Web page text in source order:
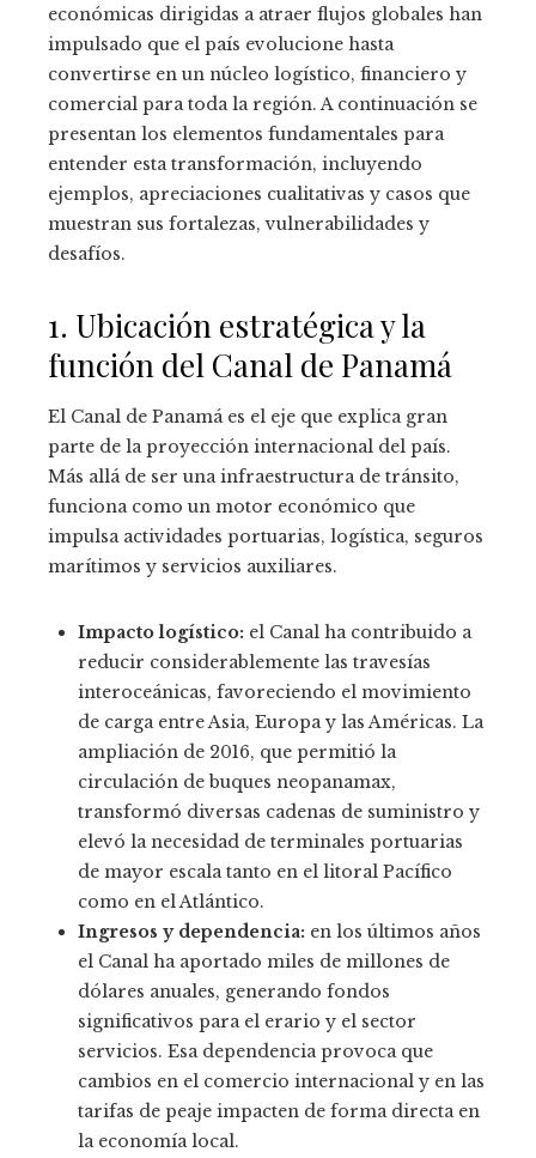
económicas dirigidas a atraer flujos globales han
impulsado que el país evolucione hasta
convertirse en un núcleo logístico, financiero y
comercial para toda la región. A continuación se
presentan los elementos fundamentales para
entender esta transformación, incluyendo
ejemplos, apreciaciones cualitativas y casos que
muestran sus fortalezas, vulnerabilidades y
desafíos.
1. Ubicación estratégica y la
función del Canal de Panamá
El Canal de Panamá es el eje que explica gran
parte de la proyección internacional del país.
Más allá de ser una infraestructura de tránsito,
funciona como un motor económico que
impulsa actividades portuarias, logística, seguros
marítimos y servicios auxiliares.
Impacto logístico: el Canal ha contribuido a
reducir considerablemente las travesías
interoceánicas, favoreciendo el movimiento
de carga entre Asia, Europa y las Américas. La
ampliación de 2016, que permitió la
circulación de buques neopanamax,
transformó diversas cadenas de suministro y
elevó la necesidad de terminales portuarias
de mayor escala tanto en el litoral Pacífico
como en el Atlántico.
Ingresos y dependencia: en los últimos años
el Canal ha aportado miles de millones de
dólares anuales, generando fondos
significativos para el erario y el sector
servicios. Esa dependencia provoca que
cambios en el comercio internacional y en las
tarifas de peaje impacten de forma directa en
la economía local.